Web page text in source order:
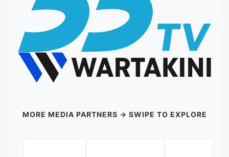
MORE MEDIA PARTNERS → SWIPE TO EXPLORE